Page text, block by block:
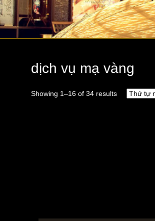
dịch vụ mạ vàng
Showing 1–16 of 34 results